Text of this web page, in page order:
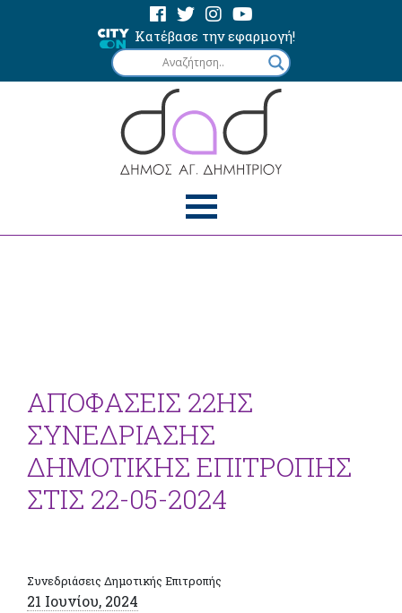
Κατέβασε την εφαρμογή!
ΑΠΟΦΑΣΕΙΣ 22ΗΣ
ΣΥΝΕΔΡΙΑΣΗΣ
ΔΗΜΟΤΙΚΗΣ ΕΠΙΤΡΟΠΗΣ
ΣΤΙΣ 22-05-2024
Συνεδριάσεις Δημοτικής Επιτροπής
21 Ιουνίου, 2024